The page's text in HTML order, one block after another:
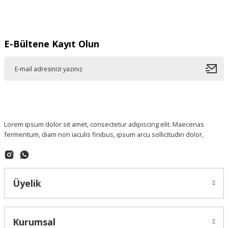
E-Bültene Kayıt Olun
Lorem ipsum dolor sit amet, consectetur adipiscing elit. Maecenas
fermentum, diam non iaculis finibus, ipsum arcu sollicitudin dolor,
Üyelik
Kurumsal